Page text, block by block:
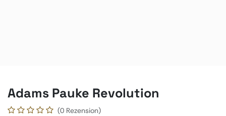
Adams Pauke Revolution
(0 Rezension)